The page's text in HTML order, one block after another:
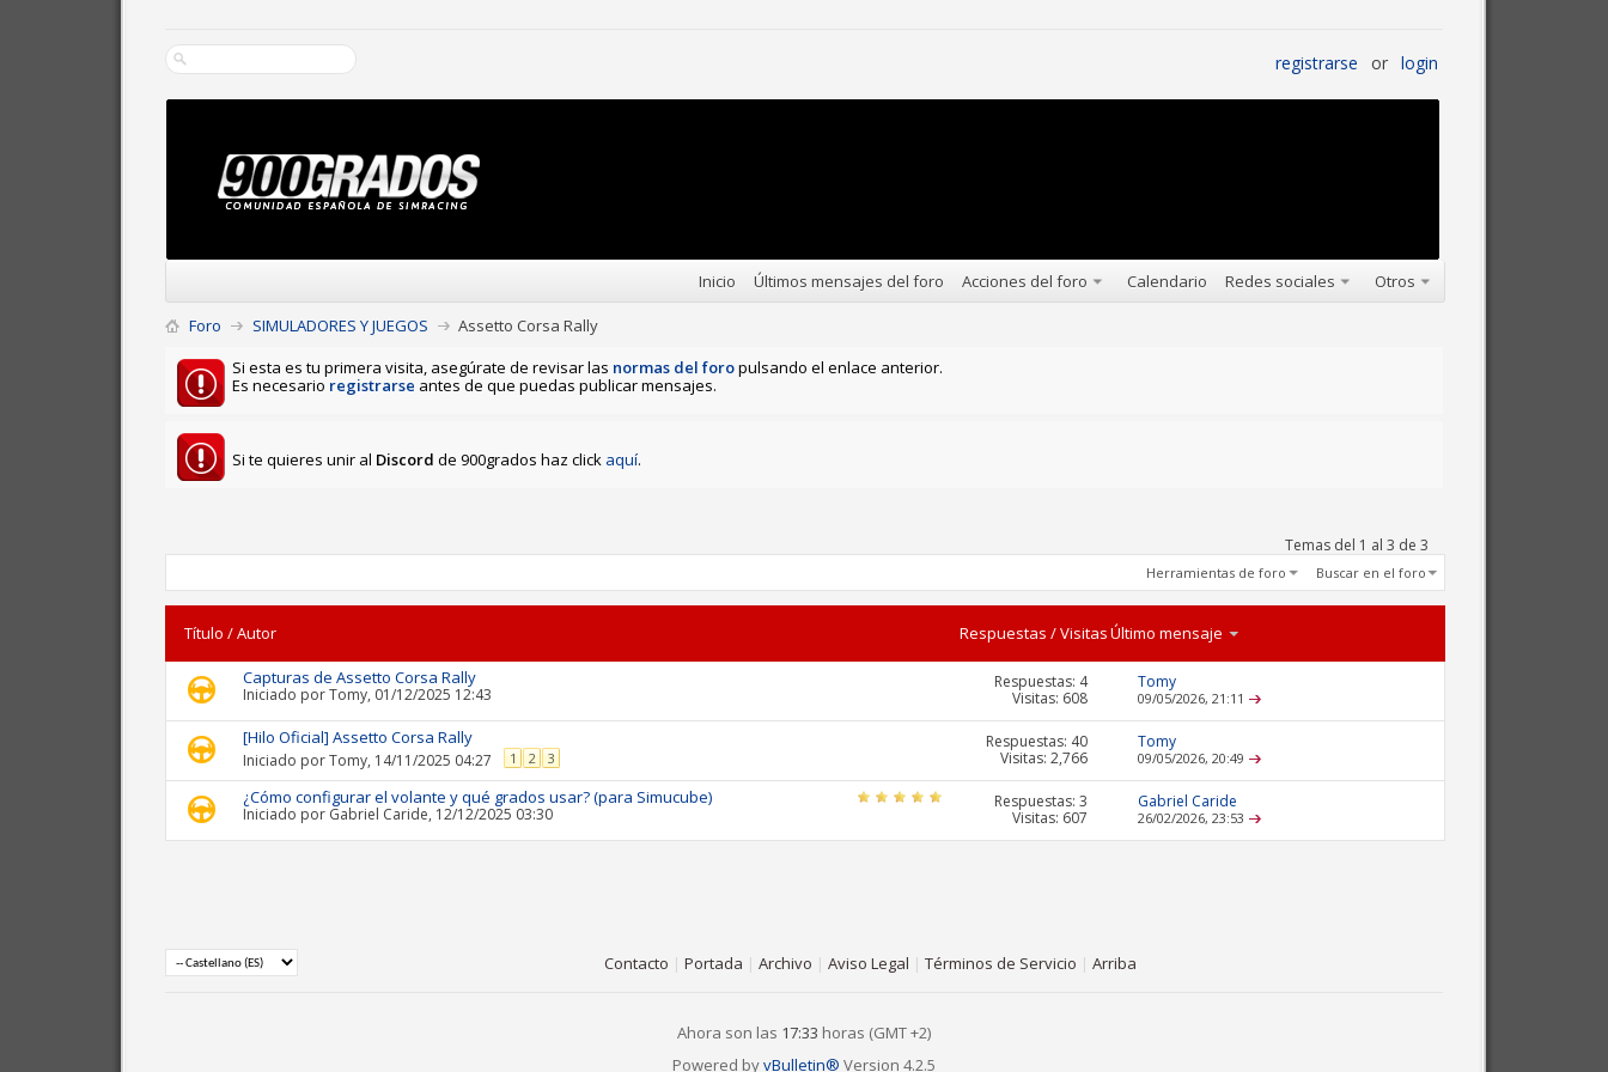
registrarse or login
Inicio Últimos mensajes del foro Acciones del foro Calendario Redes sociales Otros
Foro SIMULADORES Y JUEGOS
Assetto Corsa Rally
Si esta es tu primera visita, asegúrate de revisar las normas del foropulsando el enlace anterior.
Es necesario registrarse antes de que puedas publicar mensajes.
Si te quieres unir al Discord de 900grados haz click aquí.
Temas del 1 al 3 de 3
Herramientas de foro Buscar en el foro
Título /Autor Respuestas /VisitasÚltimo mensaje
Capturas de Assetto Corsa Rally
Iniciado porTomy, 01/12/2025 12:43
Respuestas: 4
Visitas: 608
Tomy
09/05/2026, 21:11
[Hilo Oficial] Assetto Corsa Rally
Iniciado porTomy, 14/11/2025 04:27 1 2 3
Respuestas: 40
Visitas: 2,766
Tomy
09/05/2026, 20:49
¿Cómo configurar el volante y qué grados usar? (para Simucube)
Iniciado por Gabriel Caride, 12/12/2025 03:30
Respuestas:3
Visitas: 607
Gabriel Caride
26/02/2026, 23:53
Contacto | Portada | Archivo | Aviso Legal | Términos de Servicio | Arriba
Ahora son las 17:33 horas (GMT +2)
Powered byvBulletin® Version 4.2.5